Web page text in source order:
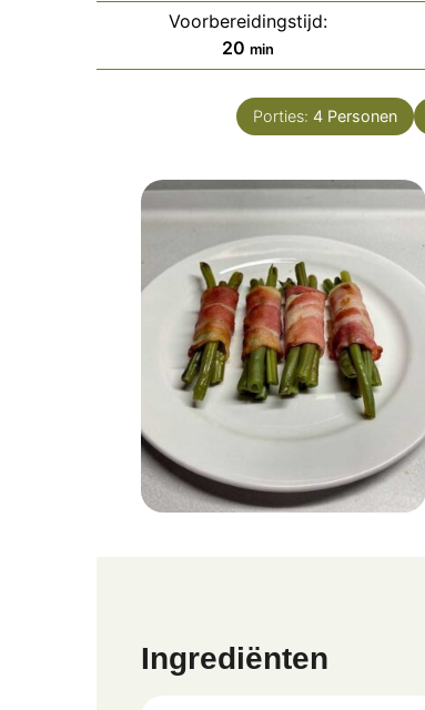
Voorbereidingstijd:
20 minuten
min
Porties: 4 Personen
Ingrediënten